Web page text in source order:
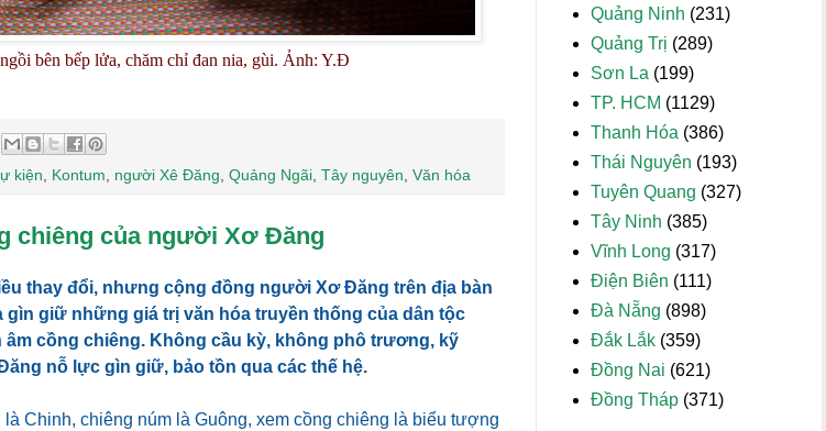
bên bếp lửa, chăm chỉ đan nia, gùi. Ảnh: Y.Đ
kiện Kontum người Xê Đăng Quảng Ngãi Tây nguyên Văn hóa
chiêng của người Xơ Đăng
thay đổi, nhưng cộng đồng người Xơ Đăng trên địa bàn
giữ những giá trị văn hóa truyền thống của dân tộc
âm cồng chiêng. Không cầu kỳ, không phô trương, kỹ
nỗ lực gìn giữ, bảo tồn qua các thế hệ.
Chinh, chiêng núm là Guông, xem cồng chiêng là biểu tượng
Quảng Ninh (231)
Quảng Trị (289)
Sơn La (199)
TP. HCM (1129)
Thanh Hóa (386)
Thái Nguyên (193)
Tuyên Quang (327)
Tây Ninh (385)
Vĩnh Long (317)
Điện Biên (111)
Đà Nẵng (898)
Đắk Lắk (359)
Đồng Nai (621)
Đồng Tháp (371)